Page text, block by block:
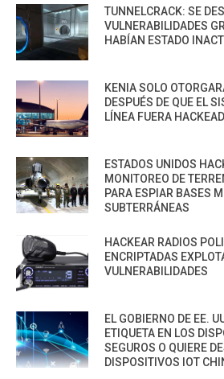
TUNNELCRACK: SE
VULNERABILIDADES
HABÍAN ESTADO
KENIA SOLO
DESPUÉS DE QUE EL
LÍNEA FUERA
ESTADOS UNIDOS
MONITOREO DE
PARA ESPIAR BASES
SUBTERRÁNEAS
HACKEAR RADIOS
ENCRIPTADAS
VULNERABILIDADES
EL GOBIERNO DE EE.
ETIQUETA EN LOS
SEGUROS O QUIERE
DISPOSITIVOS IOT